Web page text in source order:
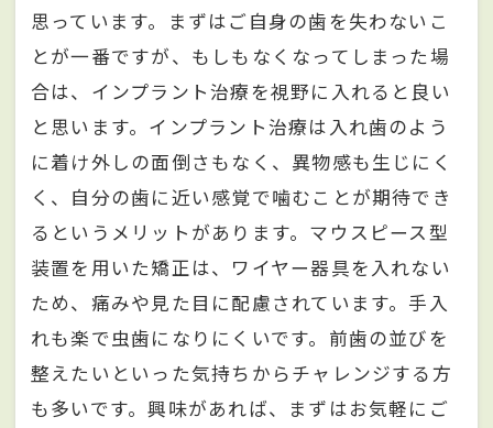
思っています。まずはご自身の歯を失わないこ
とが一番ですが、もしもなくなってしまった場
合は、インプラント治療を視野に入れると良い
と思います。インプラント治療は入れ歯のよう
に着け外しの面倒さもなく、異物感も生じにく
く、自分の歯に近い感覚で噛むことが期待でき
るというメリットがあります。マウスピース型
装置を用いた矯正は、ワイヤー器具を入れない
ため、痛みや見た目に配慮されています。手入
れも楽で虫歯になりにくいです。前歯の並びを
整えたいといった気持ちからチャレンジする方
も多いです。興味があれば、まずはお気軽にご